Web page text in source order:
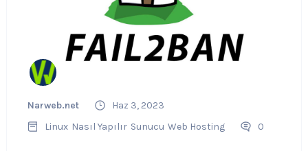
Narweb.net
Haz 3, 2023
Linux Nasıl Yapılır Sunucu Web Hosting 0